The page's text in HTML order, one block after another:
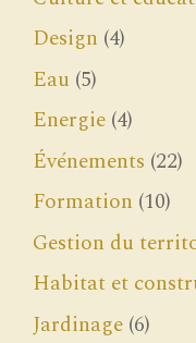
Design (4)
Eau (5)
Energie (4)
Événements (22)
Formation (10)
Gestion du
Habitat et
Jardinage (6)